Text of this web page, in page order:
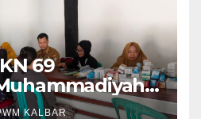
69
Dua Tim,
KALBAR